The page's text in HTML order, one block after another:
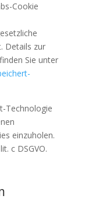
Cookie
Details zur
Sie unter
Technologie
einzuholen.
c DSGVO.